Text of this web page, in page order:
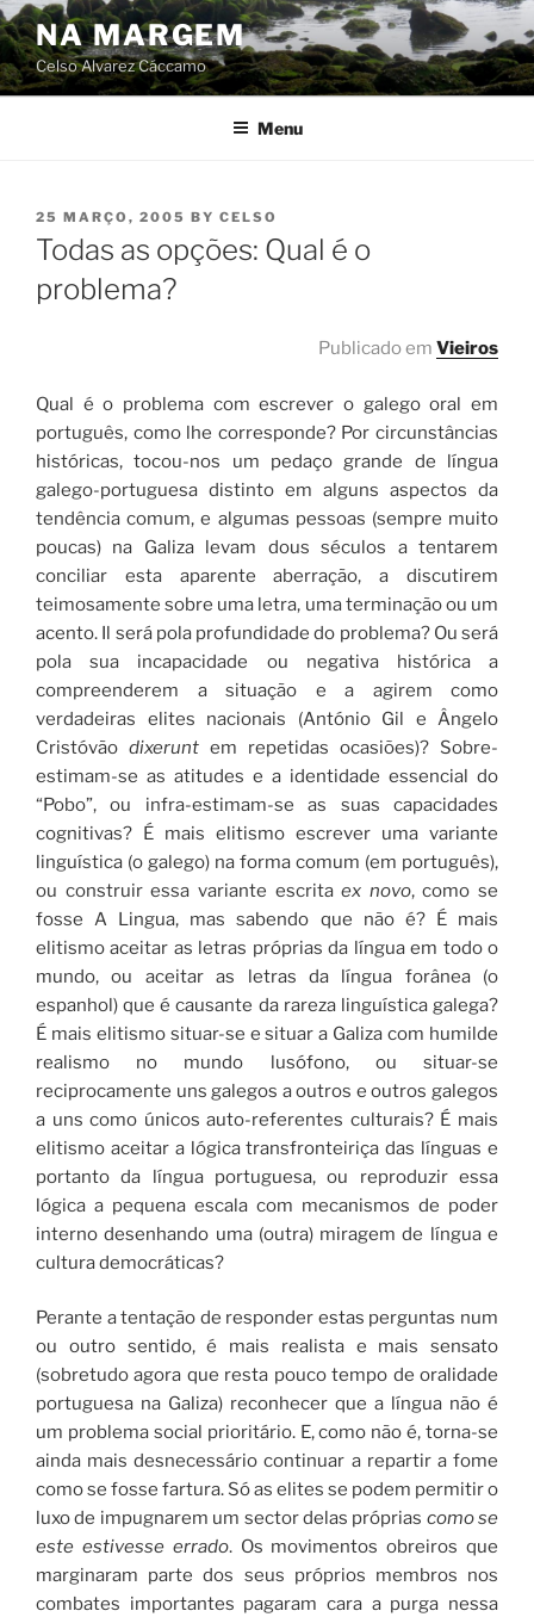
Skip
to
content
NA MARGEM
Celso Alvarez Cáccamo
Menu
POSTED
ON
25 MARÇO, 2005 BY CELSO
Todas as opções: Qual é o
problema?
Publicado em Vieiros
Qual é o problema com escrever o galego oral em
português, como lhe corresponde? Por circunstâncias
históricas, tocou-nos um pedaço grande de língua
galego-portuguesa distinto em alguns aspectos da
tendência comum, e algumas pessoas (sempre muito
poucas) na Galiza levam dous séculos a tentarem
conciliar esta aparente aberração, a discutirem
teimosamente sobre uma letra, uma terminação ou um
acento. Il será pola profundidade do problema? Ou será
pola sua incapacidade ou negativa histórica a
compreenderem a situação e a agirem como
verdadeiras elites nacionais (António Gil e Ângelo
Cristóvão dixerunt em repetidas ocasiões)? Sobre-
estimam-se as atitudes e a identidade essencial do
“Pobo”, ou infra-estimam-se as suas capacidades
cognitivas? É mais elitismo escrever uma variante
linguística (o galego) na forma comum (em português),
ou construir essa variante escritaex novo, como se
fosse A Lingua, mas sabendo que não é? É mais
elitismo aceitar as letras próprias da língua em todo o
mundo, ou aceitar as letras da língua forânea (o
espanhol) que é causante da rareza linguística galega?
É mais elitismo situar-se e situar a Galiza com humilde
realismo no mundo lusófono, ou situar-se
reciprocamente uns galegos a outros e outros galegos
a uns como únicos auto-referentes culturais? É mais
elitismo aceitar a lógica transfronteiriça das línguas e
portanto da língua portuguesa, ou reproduzir essa
lógica a pequena escala com mecanismos de poder
interno desenhando uma (outra) miragem de língua e
cultura democráticas?
Perante a tentação de responder estas perguntas num
ou outro sentido, é mais realista e mais sensato
(sobretudo agora que resta pouco tempo de oralidade
portuguesa na Galiza) reconhecer que a língua não é
um problema social prioritário. E, como não é, torna-se
ainda mais desnecessário continuar a repartir a fome
como se fosse fartura. Só as elites se podem permitir o
luxo de impugnarem um sector delas próprias como se
este estivesse errado. Os movimentos obreiros que
marginaram parte dos seus próprios membros nos
combates importantes pagaram cara a purga nessa